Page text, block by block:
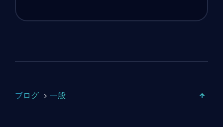
ブログ 一般